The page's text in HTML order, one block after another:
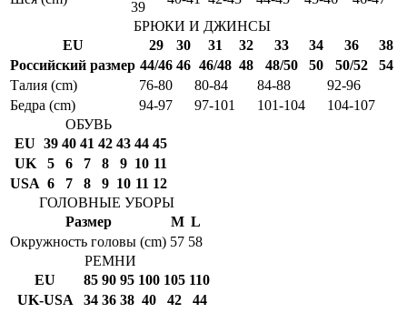
39
БРЮКИ И ДЖИНСЫ
EU
29 30 31 32 33 34 36
38
Российский размер 44/46 46 46/48 48 48/50 50 50/52
54
Талия (cm)
76-80 80-84 84-88
92-96
Бедра (cm)
94-97 97-101 101-104
104-107
ОБУВЬ
EU 39 40 41 42 43 44 45
UK
5 6 7 8 9 10 11
USA 6 7 8 9 10 11 12
ГОЛОВНЫЕ УБОРЫ
Размер
M L
Окружность головы (cm) 57 58
РЕМНИ
EU
85 90 95 100 105 110
UK-USA
34 36 38 40 42
44